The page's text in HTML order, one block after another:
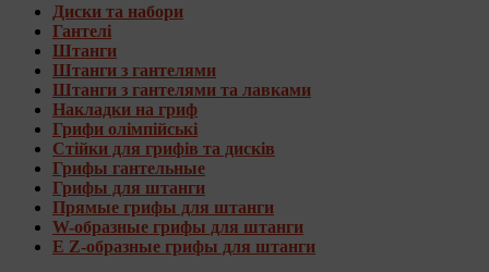
Диски та набори
Гантелі
Штанги
Штанги з гантелями
Штанги з гантелями та лавками
Накладки на гриф
Грифи олімпійські
Стійки для грифів та дисків
Грифы гантельные
Грифы для штанги
Прямые грифы для штанги
W-образные грифы для штанги
E Z-образные грифы для штанги